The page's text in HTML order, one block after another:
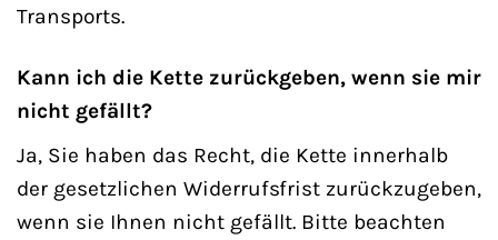
Transports.
Kann ich die Kette zurückgeben, wenn sie mir
nicht gefällt?
Ja, Sie haben das Recht, die Kette innerhalb
der gesetzlichen Widerrufsfrist zurückzugeben,
wenn sie Ihnen nicht gefällt. Bitte beachten